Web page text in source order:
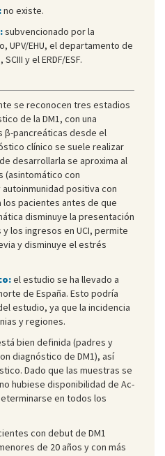
no existe.
subvencionado por la
UPV/EHU, el departamento de
y el ERDF/ESF.
se reconocen tres estadios
de la DM1, con una
β-pancreáticas desde el
clínico se suele realizar
desarrollarla se aproxima al
(asintomático con
positiva con
los pacientes antes de que
disminuye la presentación
los ingresos en UCI, permite
y disminuye el estrés
el estudio se ha llevado a
de España. Esto podría
estudio, ya que la incidencia
y regiones.
bien definida (padres y
diagnóstico de DM1), así
Dado que las muestras se
hubiese disponibilidad de Ac-
en todos los
con debut de DM1
de 20 años y con más